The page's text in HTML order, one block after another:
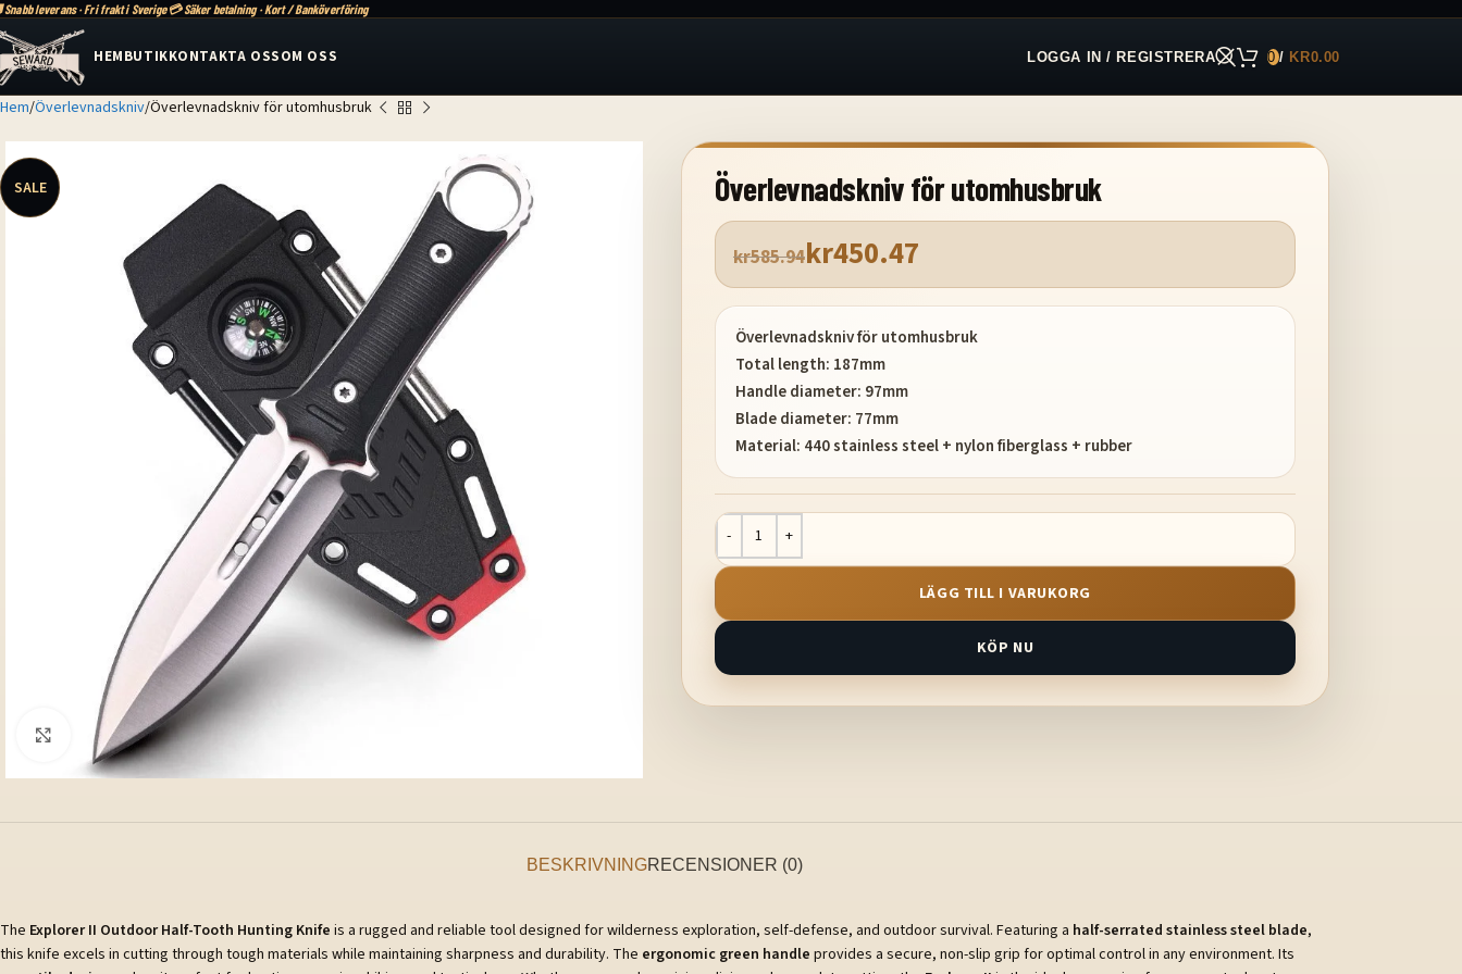
Snabb leverans · Fri frakt i Sverige💳 Säker betalning · Kort / Banköverföring
HEMBUTIKKONTAKTA OSSOM OSS LOGGA IN / REGISTRERA 0/ KR0.00
Hem Överlevnadskniv Överlevnadskniv för utomhusbruk
SALE
Klicka för att förstora
Överlevnadskniv för utomhusbruk
kr585.94kr450.47
Överlevnadskniv för utomhusbruk
Total length: 187mm
Handle diameter: 97mm
Blade diameter: 77mm
Material: 440 stainless steel + nylon fiberglass + rubber
LÄGG TILL I VARUKORG
KÖP NU
BESKRIVNINGRECENSIONER (0)
The Explorer II Outdoor Half-Tooth Hunting Knife is a rugged and reliable tool designed for wilderness exploration, self-defense, and outdoor survival. Featuring a half-serrated stainless steel blade,
this knife excels in cutting through tough materials while maintaining sharpness and durability. The ergonomic green handle provides a secure, non-slip grip for optimal control in any environment. Its